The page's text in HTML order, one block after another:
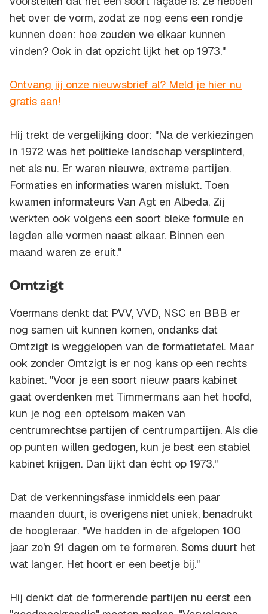
het over de vorm, zodat ze nog eens een rondje
kunnen doen: hoe zouden we elkaar kunnen
vinden? Ook in dat opzicht lijkt het op 1973."
Ontvang jij onze nieuwsbrief al? Meld je hier nu
gratis aan!
Hij trekt de vergelijking door: "Na de verkiezingen
in 1972 was het politieke landschap versplinterd,
net als nu. Er waren nieuwe, extreme partijen.
Formaties en informaties waren mislukt. Toen
kwamen informateurs Van Agt en Albeda. Zij
werkten ook volgens een soort bleke formule en
legden alle vormen naast elkaar. Binnen een
maand waren ze eruit."
Omtzigt
Voermans denkt dat PVV, VVD, NSC en BBB er
nog samen uit kunnen komen, ondanks dat
Omtzigt is weggelopen van de formatietafel. Maar
ook zonder Omtzigt is er nog kans op een rechts
kabinet. "Voor je een soort nieuw paars kabinet
gaat overdenken met Timmermans aan het hoofd,
kun je nog een optelsom maken van
centrumrechtse partijen of centrumpartijen. Als die
op punten willen gedogen, kun je best een stabiel
kabinet krijgen. Dan lijkt dan écht op 1973."
Dat de verkenningsfase inmiddels een paar
maanden duurt, is overigens niet uniek, benadrukt
de hoogleraar. "We hadden in de afgelopen 100
jaar zo'n 91 dagen om te formeren. Soms duurt het
wat langer. Het hoort er een beetje bij."
Hij denkt dat de formerende partijen nu eerst een